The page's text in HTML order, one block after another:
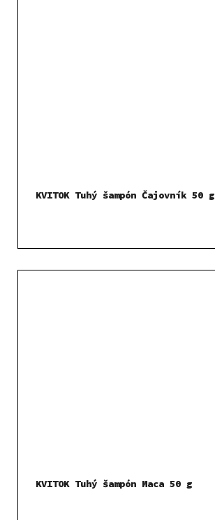
KVITOK Tuhý šampón Čajovník 50 g
KVITOK Tuhý šampón Maca 50 g